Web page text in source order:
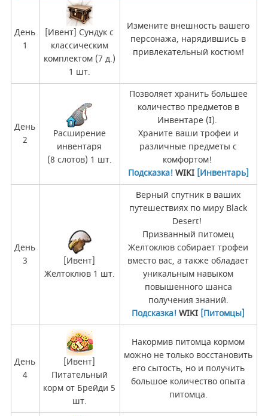
День
1
[Ивент] Сундук с
классическим
комплектом (7 д.)
1 шт.
Измените внешность вашего
персонажа, нарядившись в
привлекательный костюм!
День
2
Расширение
инвентаря
(8 слотов) 1 шт.
Позволяет хранить большее
количество предметов в
Инвентаре (I).
Храните ваши трофеи и
различные предметы с
комфортом!
Подсказка!WIKI [Инвентарь]
День
3
[Ивент]
Желтоклюв 1 шт.
Верный спутник в ваших
путешествиях по миру Black
Desert!
Призванный питомец
Желтоклюв собирает трофеи
вместо вас, а также обладает
уникальным навыком
повышенного шанса
получения знаний.
Подсказка!WIKI [Питомцы]
День
4
[Ивент]
Питательный
корм от Брейди 5
шт.
Накормив питомца кормом
можно не только восстановить
его сытость, но и получить
большое количество опыта
питомца.